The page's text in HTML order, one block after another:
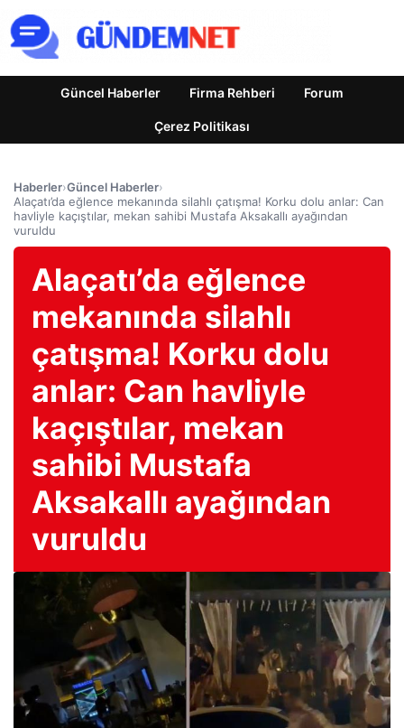
Güncel Haberler Firma Rehberi Forum
Çerez Politikası
Haberler›Güncel Haberler›
Alaçatı’da eğlence mekanında silahlı çatışma! Korku dolu anlar: Can
havliyle kaçıştılar, mekan sahibi Mustafa Aksakallı ayağından
vuruldu
Alaçatı’da eğlence
mekanında silahlı
çatışma! Korku dolu
anlar: Can havliyle
kaçıştılar, mekan
sahibi Mustafa
Aksakallı ayağından
vuruldu